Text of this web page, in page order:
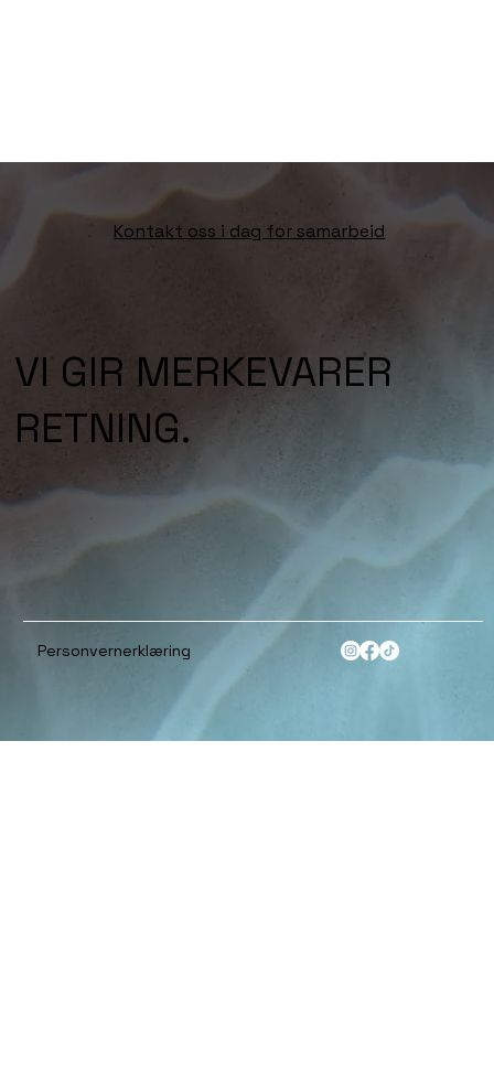
Kontakt oss i dag for samarbeid
VI GIR MERKEVARER
RETNING.
Personvernerklæring